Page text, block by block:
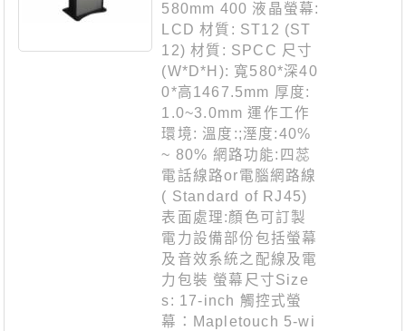
580mm 400 液晶螢幕:
LCD 材質: ST12 (ST
12) 材質: SPCC 尺寸
(W*D*H): 寬580*深40
0*高1467.5mm 厚度:
1.0~3.0mm 運作工作
環境: 溫度:;溼度:40%
~ 80% 網路功能:四蕊
電話線路or電腦網路線
( Standard of RJ45)
表面處理:顏色可訂製
電力設備部份包括螢幕
及音效系統之配線及電
力包裝 螢幕尺寸Size
s: 17-inch 觸控式螢
幕：Mapletouch 5-wi